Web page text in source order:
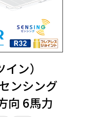
ン）
ンシング
向 6馬力